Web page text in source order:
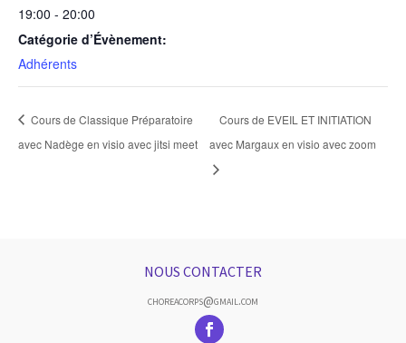
19:00 - 20:00
Catégorie d’Évènement:
Adhérents
Cours de Classique Préparatoire
avec Nadège en visio avec jitsi meet
Cours de EVEIL ET INITIATION
avec Margaux en visio avec zoom
NOUS CONTACTER
choreacorps@gmail.com